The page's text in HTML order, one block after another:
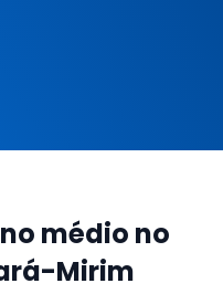
médio no
Mirim